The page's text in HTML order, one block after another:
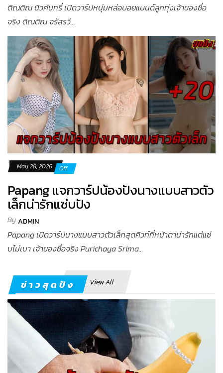
ติณติณ นิวคันทรี่ เปิดวาร์ปหนุ่มหล่อบอยแบนด์ลูกทุ่งเจ้าของชื่อ
จริง ติณติณ จรัสรวี...
May 28, 2026 Off
Papang แจกวาร์ปน้องปังนางแบบสาวตัว
เล็กน่ารักแซ่บปัง
ByADMIN
Papang เปิดวาร์ปนางแบบสาวตัวเล็กสุดคิวท์ที่หน้าตาน่ารักแต่แซ่
บไม่เบา เจ้าของชื่อจริง Purichaya Srima...
ข่าวสุดปัง View All